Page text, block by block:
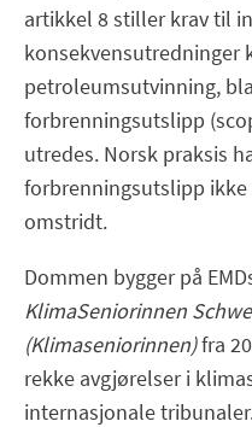
artikkel 8 stiller krav til
konsekvensutredninger
petroleumsutvinning,
forbrenningsutslipp
utredes. Norsk praksis
forbrenningsutslipp
omstridt.
Dommen bygger på
KlimaSeniorinnen
(Klimaseniorinnen)fra
rekke avgjørelser i
internasjonale